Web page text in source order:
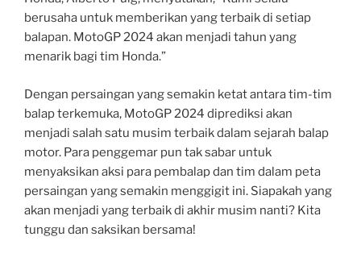
berusaha untuk memberikan yang terbaik di setiap
balapan. MotoGP 2024 akan menjadi tahun yang
menarik bagi tim Honda.”
Dengan persaingan yang semakin ketat antara tim-tim
balap terkemuka, MotoGP 2024 diprediksi akan
menjadi salah satu musim terbaik dalam sejarah balap
motor. Para penggemar pun tak sabar untuk
menyaksikan aksi para pembalap dan tim dalam peta
persaingan yang semakin menggigit ini. Siapakah yang
akan menjadi yang terbaik di akhir musim nanti? Kita
tunggu dan saksikan bersama!